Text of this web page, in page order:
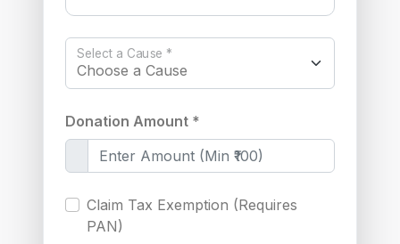
Select a Cause *
Donation Amount *
Claim Tax Exemption (Requires
PAN)